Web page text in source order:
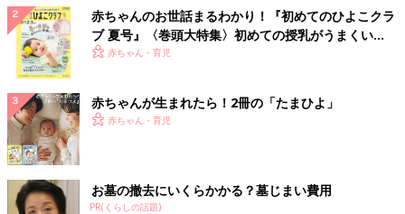
赤ちゃんのお世話まるわかり！『初めてのひよこクラ
ブ 夏号』〈巻頭大特集〉初めての授乳がうまくい
く！ おっぱい・ミルクの基本と夏のトラブル 解決テ
赤ちゃん・育児
赤ちゃんが生まれたら！2冊の「たまひよ」
赤ちゃん・育児
お墓の撤去にいくらかかる？墓じまい費用
PR(くらしの話題)